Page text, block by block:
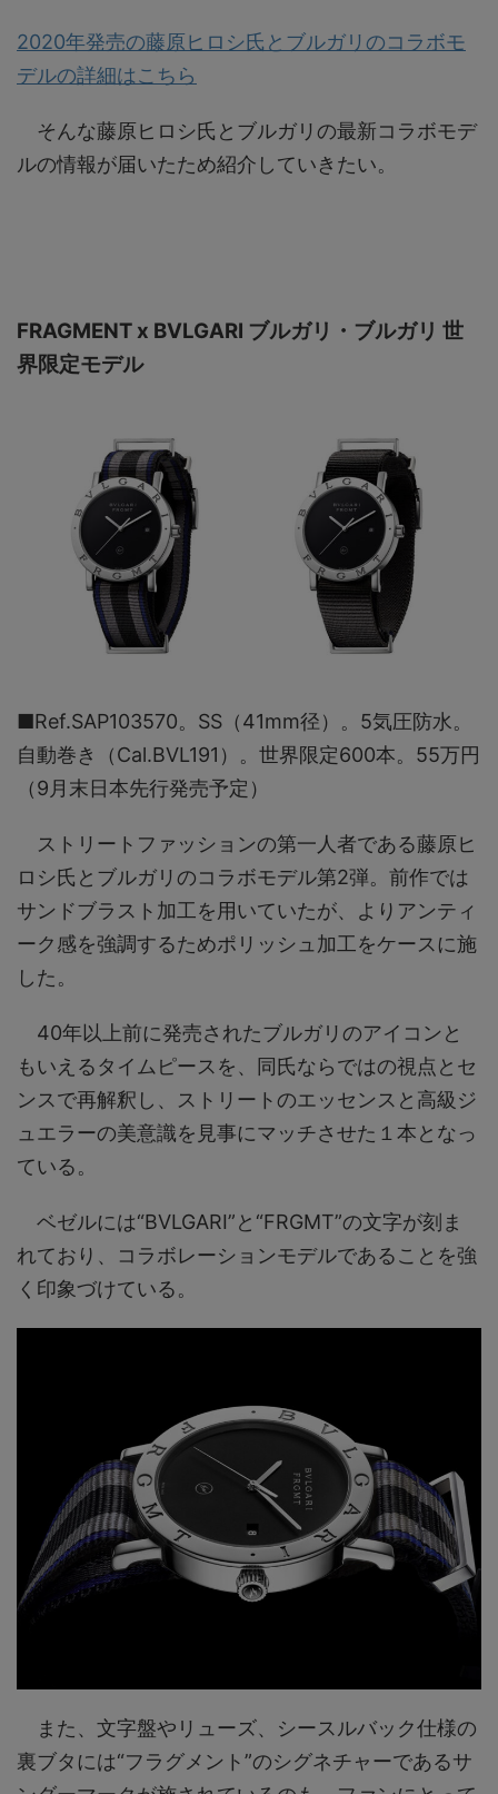
2020年発売の藤原ヒロシ氏とブルガリのコラボモ
デルの詳細はこちら
そんな藤原ヒロシ氏とブルガリの最新コラボモデ
ルの情報が届いたため紹介していきたい。
FRAGMENT x BVLGARI ブルガリ・ブルガリ 世
界限定モデル
■Ref.SAP103570。SS（41mm径）。5気圧防水。
自動巻き（Cal.BVL191）。世界限定600本。55万円
（9月末日本先行発売予定）
ストリートファッションの第一人者である藤原ヒ
ロシ氏とブルガリのコラボモデル第2弾。前作では
サンドブラスト加工を用いていたが、よりアンティ
ーク感を強調するためポリッシュ加工をケースに施
した。
40年以上前に発売されたブルガリのアイコンと
もいえるタイムピースを、同氏ならではの視点とセ
ンスで再解釈し、ストリートのエッセンスと高級ジ
ュエラーの美意識を見事にマッチさせた１本となっ
ている。
ベゼルには“BVLGARI”と“FRGMT”の文字が刻ま
れており、コラボレーションモデルであることを強
く印象づけている。
また、文字盤やリューズ、シースルバック仕様の
裏ブタには“フラグメント”のシグネチャーであるサ